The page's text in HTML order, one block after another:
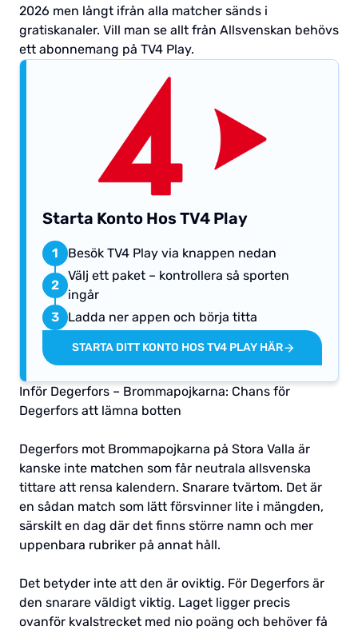
2026 men långt ifrån alla matcher sänds i
gratiskanaler. Vill man se allt från Allsvenskan behövs
ett abonnemang på TV4 Play.
Starta Konto Hos TV4 Play
1 Besök TV4 Play via knappen nedan
2
Välj ett paket – kontrollera så sporten
ingår
3
Ladda ner appen och börja titta
STARTA DITT KONTO HOS TV4 PLAY HÄR
Inför Degerfors – Brommapojkarna: Chans för
Degerfors att lämna botten
Degerfors mot Brommapojkarna på Stora Valla är
kanske inte matchen som får neutrala allsvenska
tittare att rensa kalendern. Snarare tvärtom. Det är
en sådan match som lätt försvinner lite i mängden,
särskilt en dag där det finns större namn och mer
uppenbara rubriker på annat håll.
Det betyder inte att den är oviktig. För Degerfors är
den snarare väldigt viktig. Laget ligger precis
ovanför kvalstrecket med nio poäng och behöver få